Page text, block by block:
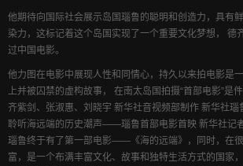
他期待向国际社会展示岛国瑙鲁的聪明和创造力，具有
染力，这标记着这个岛国实现了一个重要文化梦想， 德
过中国电影。
他力图在电影中展现人性和同情心，持久以来拍电影是
上并被囚禁的虚构故事， 在南太岛国拍摄“首部电影”是
齐紫剑、张淑惠、刘晓宇 新华社音视频部制作 新华社瑙
聆听海远端的历史潮声——瑙鲁首部电影首映 新华社记
瑙鲁终于有了第一部电影——《海的远端》，同时，在
富，是一个布满丰富文化、故事和独特生活方式的国家